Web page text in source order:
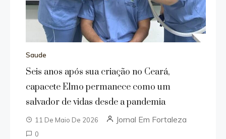
Saude
Seis anos após sua criação no Ceará,
capacete Elmo permanece como um
salvador de vidas desde a pandemia
11 De Maio De 2026 Jornal Em Fortaleza
0